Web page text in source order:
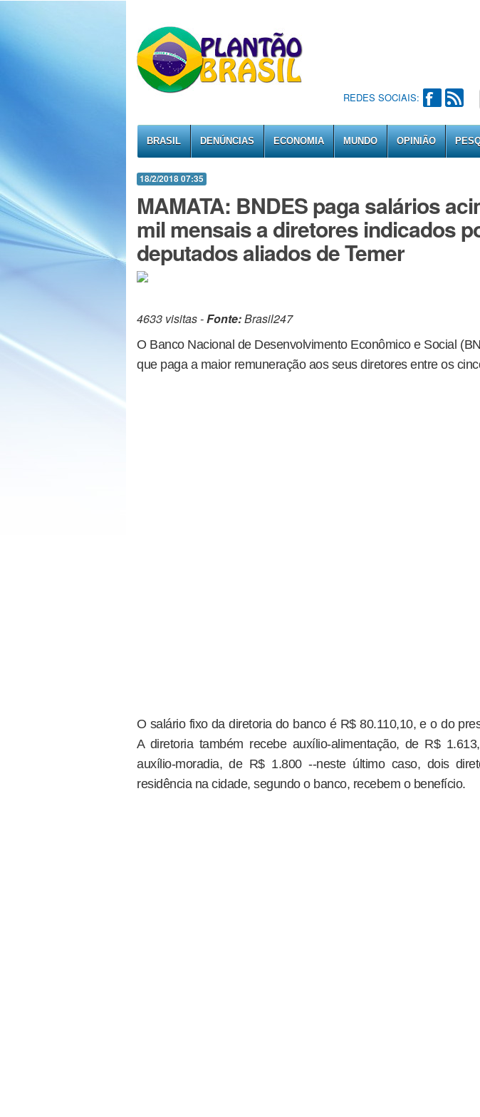
REDES SOCIAIS:
BRASIL DENÚNCIAS ECONOMIA MUNDO OPINIÃO
18/2/2018 07:35
MAMATA: BNDES paga salários
mil mensais a diretores indicados
deputados aliados de Temer
4633 visitas -Fonte:Brasil247
O Banco Nacional de Desenvolvimento Econômico e Social
que paga a maior remuneração aos seus diretores entre os
O salário fixo da diretoria do banco é R$ 80.110,10, e o do
A diretoria também recebe auxílio-alimentação, de R$
auxílio-moradia, de R$ 1.800 --neste último caso, dois
residência na cidade, segundo o banco, recebem o benefício.